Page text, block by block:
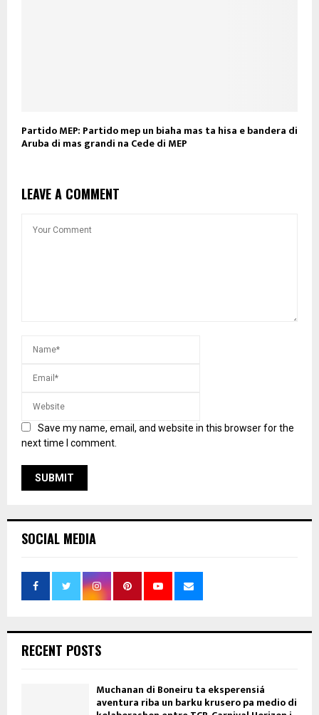
Partido MEP: Partido mep un biaha mas ta hisa e bandera di
Aruba di mas grandi na Cede di MEP
LEAVE A COMMENT
Save my name, email, and website in this browser for the
next time I comment.
SOCIAL MEDIA
RECENT POSTS
Muchanan di Boneiru ta eksperensiá
aventura riba un barku krusero pa medio di